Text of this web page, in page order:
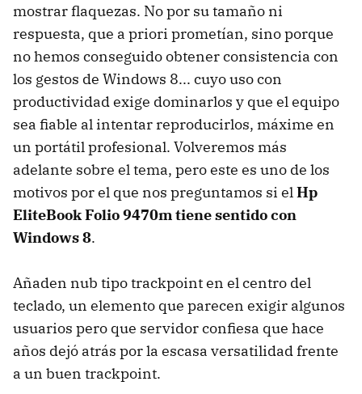
mostrar flaquezas. No por su tamaño ni
respuesta, que a priori prometían, sino porque
no hemos conseguido obtener consistencia con
los gestos de Windows 8... cuyo uso con
productividad exige dominarlos y que el equipo
sea fiable al intentar reproducirlos, máxime en
un portátil profesional. Volveremos más
adelante sobre el tema, pero este es uno de los
motivos por el que nos preguntamos si elHp
EliteBook Folio 9470m tiene sentido con
Windows 8.
Añaden nub tipo trackpoint en el centro del
teclado, un elemento que parecen exigir algunos
usuarios pero que servidor confiesa que hace
años dejó atrás por la escasa versatilidad frente
a un buen trackpoint.